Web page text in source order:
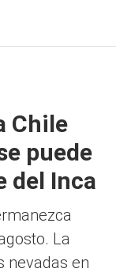
Chile
puede
del Inca
La
nevadas en